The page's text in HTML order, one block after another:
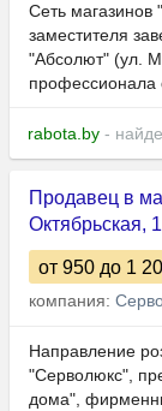
Сеть магазинов
заместителя
"Абсолют" (ул.
профессионала
rabota.by -
Продавец в
Октябрьская,
от 950 до 1
компания:
Направление
"Серволюкс",
дома",